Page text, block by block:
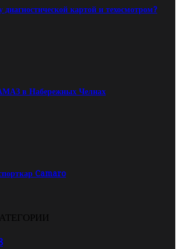
картой и техосмотром?
в Набережных Челнах
Camaro